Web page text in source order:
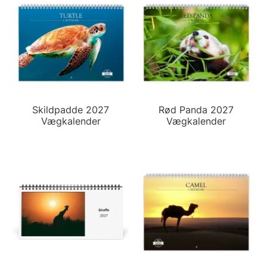
Skildpadde 2027
Vægkalender
Rød Panda 2027
Vægkalender